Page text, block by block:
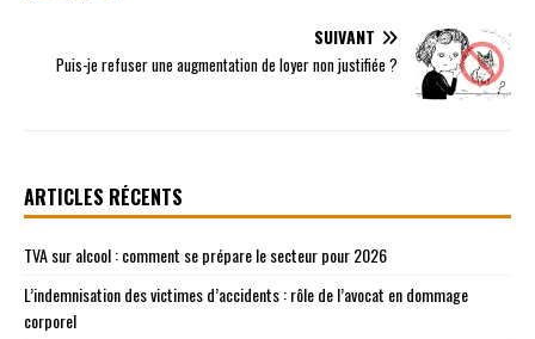
SUIVANT
Puis-je refuser une augmentation de loyer non justifiée ?
ARTICLES RÉCENTS
TVA sur alcool : comment se prépare le secteur pour 2026
L’indemnisation des victimes d’accidents : rôle de l’avocat en dommage
corporel